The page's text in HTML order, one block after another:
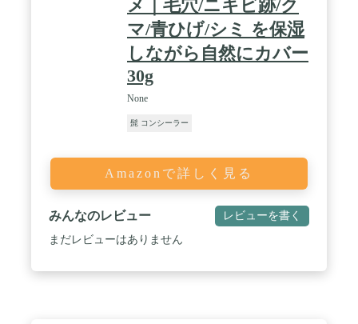
メ｜毛穴/ニキビ跡/ク
マ/青ひげ/シミ を保湿
しながら自然にカバー
30g
None
髭 コンシーラー
Amazonで詳しく見る
みんなのレビュー レビューを書く
まだレビューはありません